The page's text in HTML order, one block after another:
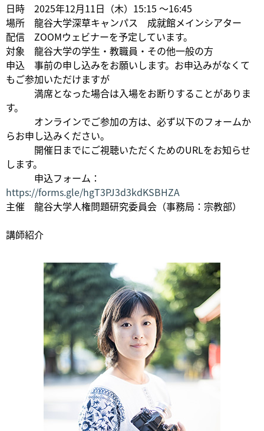
日時 2025年12月11日（木）15:15 ～16:45
場所 龍谷大学深草キャンパス 成就館メインシアター
配信 ZOOMウェビナーを予定しています。
対象 龍谷大学の学生・教職員・その他一般の方
申込 事前の申し込みをお願いします。お申込みがなくて
もご参加いただけますが
満席となった場合は入場をお断りすることがありま
す。
オンラインでご参加の方は、必ず以下のフォームか
らお申し込みください。
開催日までにご視聴いただくためのURLをお知らせ
します。
申込フォーム：
https://forms.gle/hgT3PJ3d3kdKSBHZA
主催 龍谷大学人権問題研究委員会（事務局：宗教部）
講師紹介